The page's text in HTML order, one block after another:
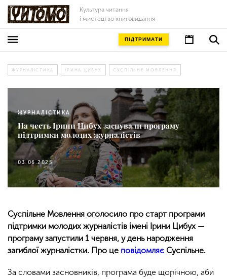
Культура читання
і мистецтво книговидання
ПІДТРИМАТИ
ЖУРНАЛІСТИКА ІРИНА ЦИБУХ СУСПІЛЬНЕ МОВЛЕННЯ
ЖУРНАЛІСТИКА
На честь Ірини Цибух заснували програму
підтримки молодих журналістів
03.06.2025
Суспільне Мовлення оголосило про старт програми
підтримки молодих журналістів імені Ірини Цибух —
програму запустили 1 червня, у день народження
загиблої журналістки. Про це повідомляє Суспільне.
За словами засновників, програма буде щорічною, аби